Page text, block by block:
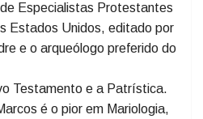
O excesso da graça divina
dela na obra da Salvação.
the New Testament", uma
Especialistas Protestantes
Estados Unidos, editado por
e o arqueólogo preferido do